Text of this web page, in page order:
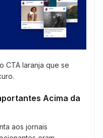
CTA laranja que se
Acima da
aos jornais